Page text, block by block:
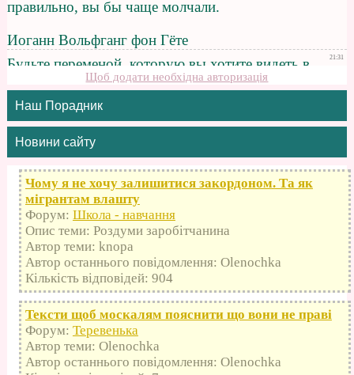
Щоб додати необхідна авторизація
Наш Порадник
Новини сайту
Чому я не хочу залишитися закордоном. Та як
мігрантам влашту
Форум: Школа - навчання
Опис теми: Роздуми заробітчанина
Автор теми: knopa
Автор останнього повідомлення: Olenochka
Кількість відповідей: 904
Тексти щоб москалям пояснити що вони не праві
Форум: Теревенька
Автор теми: Olenochka
Автор останнього повідомлення: Olenochka